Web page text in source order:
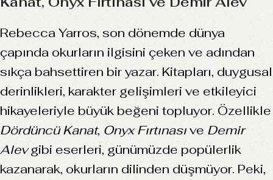
Rebecca Yarros, son dönemde dünya
çapında okurların ilgisini çeken ve adından
sıkça bahsettiren bir yazar. Kitapları, duygusal
derinlikleri, karakter gelişimleri ve etkileyici
hikayeleriyle büyük beğeni topluyor. Özellikle
Dördüncü Kanat, Onyx Fırtınasıve Demir
Alevgibi eserleri, günümüzde popülerlik
kazanarak, okurların dilinden düşmüyor. Peki,